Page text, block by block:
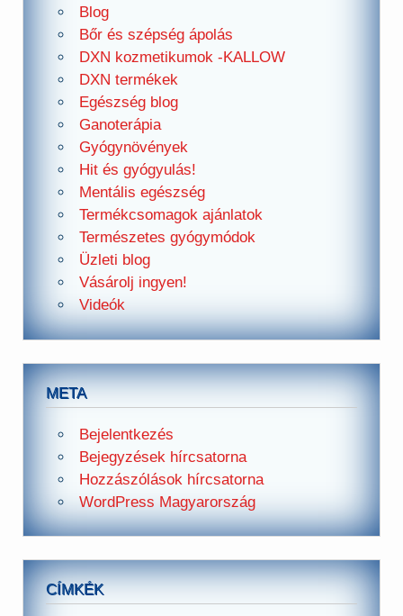
Blog
Bőr és szépség ápolás
DXN kozmetikumok -KALLOW
DXN termékek
Egészség blog
Ganoterápia
Gyógynövények
Hit és gyógyulás!
Mentális egészség
Termékcsomagok ajánlatok
Természetes gyógymódok
Üzleti blog
Vásárolj ingyen!
Videók
META
Bejelentkezés
Bejegyzések hírcsatorna
Hozzászólások hírcsatorna
WordPress Magyarország
CÍMKÉK